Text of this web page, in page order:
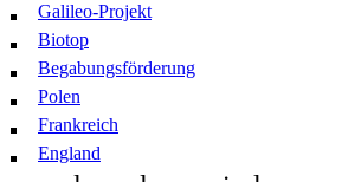
Galileo-Projekt
Biotop
Begabungsförderung
Polen
Frankreich
England